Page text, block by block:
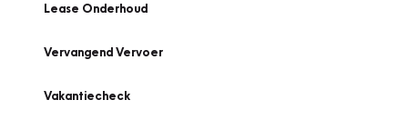
Lease Onderhoud
Vervangend Vervoer
Vakantiecheck